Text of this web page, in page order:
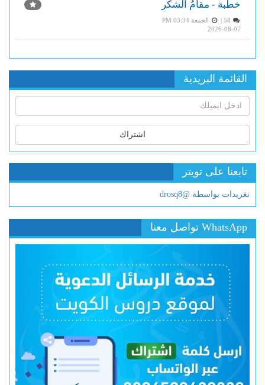
خطبة - مقامُ الشكر
الجمعة PM 03:34
2026-08-07
القائمة البريدية
اشتراك
تابعنا على تويتر
تغريدات بواسطة @drosq8
WhatsApp تواصل معنا